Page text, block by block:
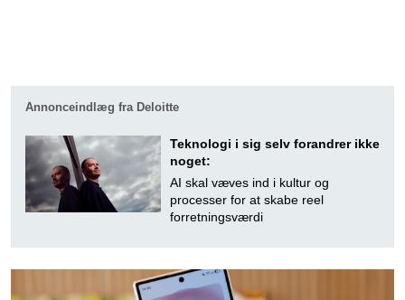
Annonceindlæg fra Deloitte
Teknologi i sig selv forandrer ikke
noget:
AI skal væves ind i kultur og
processer for at skabe reel
forretningsværdi